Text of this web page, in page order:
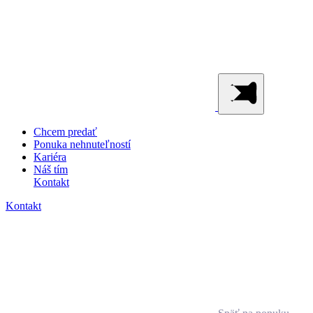
Chcem predať
Ponuka nehnuteľností
Kariéra
Náš tím
Kontakt
Kontakt